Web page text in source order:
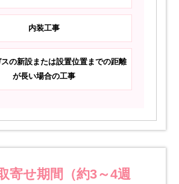
内装工事
の新設または設置位置までの距離
が長い場合の工事
寄せ期間（約3～4週